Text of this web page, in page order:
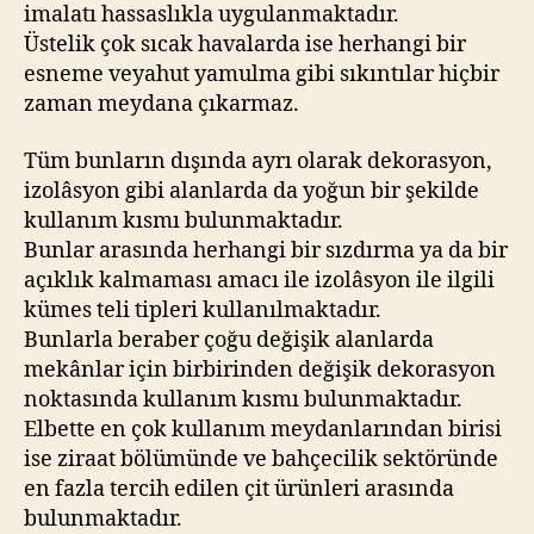
imalatı hassaslıkla uygulanmaktadır.
Üstelik çok sıcak havalarda ise herhangi bir
esneme veyahut yamulma gibi sıkıntılar hiçbir
zaman meydana çıkarmaz.
Tüm bunların dışında ayrı olarak dekorasyon,
izolâsyon gibi alanlarda da yoğun bir şekilde
kullanım kısmı bulunmaktadır.
Bunlar arasında herhangi bir sızdırma ya da bir
açıklık kalmaması amacı ile izolâsyon ile ilgili
kümes teli tipleri kullanılmaktadır.
Bunlarla beraber çoğu değişik alanlarda
mekânlar için birbirinden değişik dekorasyon
noktasında kullanım kısmı bulunmaktadır.
Elbette en çok kullanım meydanlarından birisi
ise ziraat bölümünde ve bahçecilik sektöründe
en fazla tercih edilen çit ürünleri arasında
bulunmaktadır.